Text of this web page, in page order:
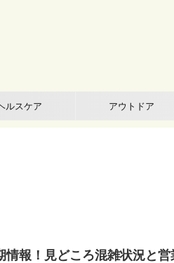
ルスケア アウトドア
情報！見どころ混雑状況と